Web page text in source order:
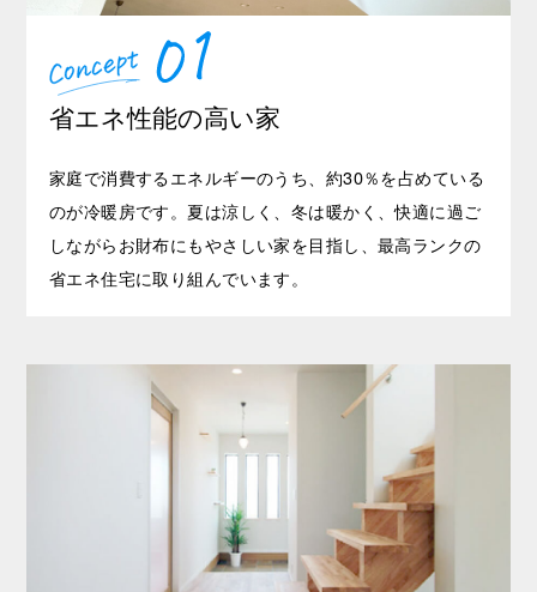
省エネ性能の高い家
家庭で消費するエネルギーのうち、約30％を占めている
のが冷暖房です。夏は涼しく、冬は暖かく、快適に過ご
しながらお財布にもやさしい家を目指し、最高ランクの
省エネ住宅に取り組んでいます。